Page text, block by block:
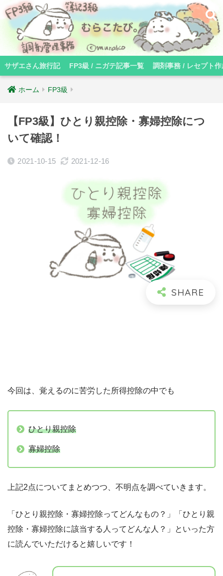
サザエさん旅行記 FP3級 / ニガテ記事一覧 調剤事務 / レセプト作
ホーム FP3級
【FP3級】ひとり親控除・寡婦控除につ
いて確認！
2021-10-15 2021-12-16
今回は、覚えるのに苦労した所得控除の中でも
ひとり親控除
寡婦控除
上記2点についてまとめつつ、不明点を調べていきます。
「ひとり親控除・寡婦控除ってどんなもの？」「ひとり親
控除・寡婦控除に該当する人ってどんな人？」といった方
に読んでいただけると嬉しいです！